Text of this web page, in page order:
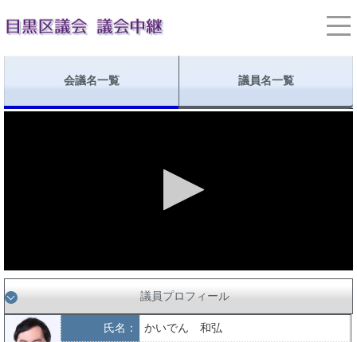
会議名一覧 議員名一覧
議員プロフィール
氏名： かいでん 和弘